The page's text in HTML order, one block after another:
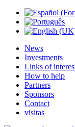
News
Investments
Links of
How to help
Partners
Sponsors
Contact
visitas